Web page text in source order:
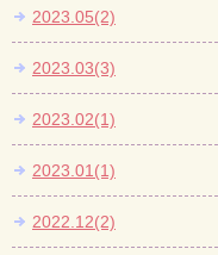
2023.05(2)
2023.03(3)
2023.02(1)
2023.01(1)
2022.12(2)